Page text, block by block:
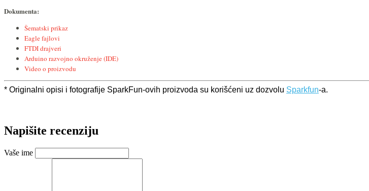
Dokumenta:
Šematski prikaz
Eagle fajlovi
FTDI drajveri
Arduino razvojno okruženje (IDE)
Video o proizvodu
* Originalni opisi i fotografije SparkFun-ovih proizvoda su korišćeni uz dozvolu Sparkfun-a.
Napišite recenziju
Vaše ime